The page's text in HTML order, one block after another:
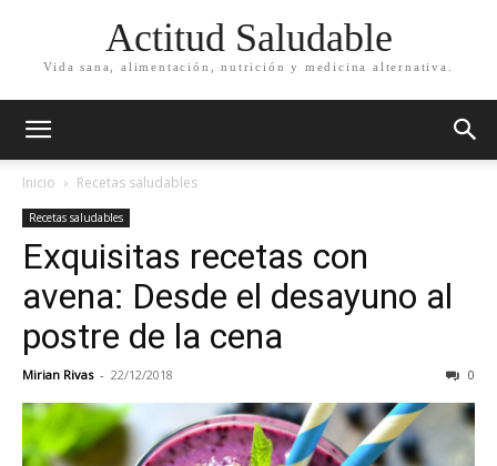
Actitud Saludable
Vida sana, alimentación, nutrición y medicina alternativa.
Inicio Recetas saludables
Recetas saludables
Exquisitas recetas con
avena: Desde el desayuno al
postre de la cena
Mirian Rivas - 22/12/2018 0